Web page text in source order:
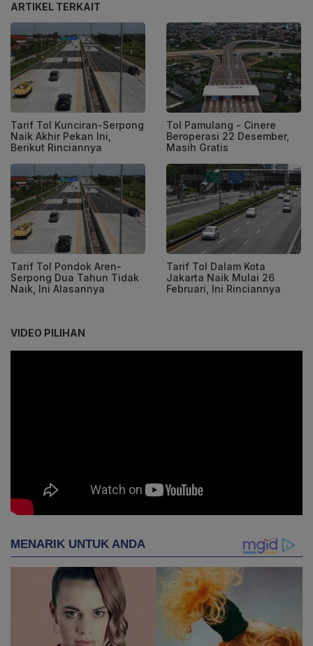
ARTIKEL TERKAIT
Tarif Tol Kunciran-Serpong
Naik Akhir Pekan Ini,
Berikut Rinciannya
Tol Pamulang - Cinere
Beroperasi 22 Desember,
Masih Gratis
Tarif Tol Pondok Aren-
Serpong Dua Tahun Tidak
Naik, Ini Alasannya
Tarif Tol Dalam Kota
Jakarta Naik Mulai 26
Februari, Ini Rinciannya
VIDEO PILIHAN